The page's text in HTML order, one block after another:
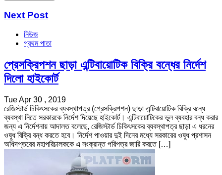
Next Post
নিউজ
প্রথম পাতা
প্রেসক্রিপশন ছাড়া এন্টিবায়োটিক বিক্রি বন্ধের নির্দেশ
দিলো হাইকোর্ট
Tue Apr 30 , 2019
রেজিস্টার্ড চিকিৎসকের ব্যবস্থাপত্র (প্রেসক্রিপশন) ছাড়া এন্টিবায়োটিক বিক্রি বন্ধে
ব্যবস্থা নিতে সরকারকে নির্দেশ দিয়েছে হাইকোর্ট। এন্টিবায়োটিকের ভুল ব্যবহার বন্ধ করার
জন্য এ নির্দেশনায় আদালত বলেছে, রেজিস্টার্ড চিকিৎসকের ব্যবস্থাপত্র ছাড়া এ ধরনের
ওষুধ বিক্রি বন্ধ করতে হবে। নির্দেশ পাওয়ার দুই দিনের মধ্যে সরকারের ওষুধ প্রশাসন
অধিদপ্তরের মহাপরিচালককে এ সংক্রান্ত পরিপত্র জারি করতে […]